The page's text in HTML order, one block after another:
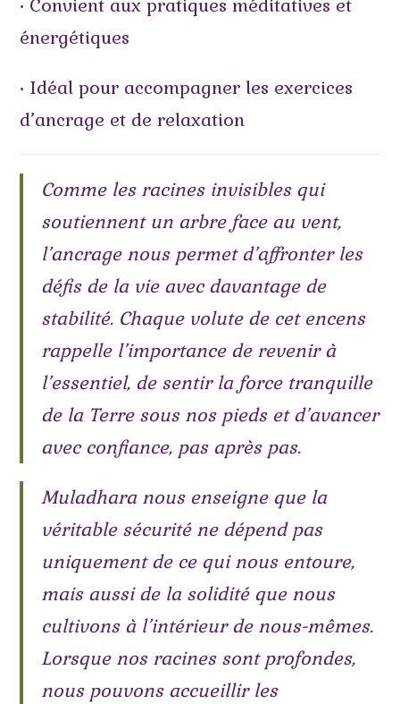
• Convient aux pratiques méditatives et
énergétiques
• Idéal pour accompagner les exercices
d’ancrage et de relaxation
Comme les racines invisibles qui
soutiennent un arbre face au vent,
l’ancrage nous permet d’affronter les
défis de la vie avec davantage de
stabilité. Chaque volute de cet encens
rappelle l’importance de revenir à
l’essentiel, de sentir la force tranquille
de la Terre sous nos pieds et d’avancer
avec confiance, pas après pas.
Muladhara nous enseigne que la
véritable sécurité ne dépend pas
uniquement de ce qui nous entoure,
mais aussi de la solidité que nous
cultivons à l’intérieur de nous-mêmes.
Lorsque nos racines sont profondes,
nous pouvons accueillir les